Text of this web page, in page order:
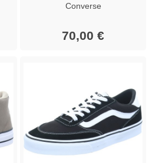
Converse
70,00 €